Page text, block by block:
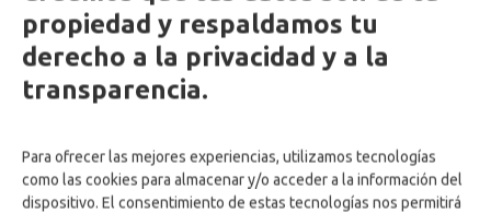
propiedad y respaldamos tu
derecho a la privacidad y a la
transparencia.
Para ofrecer las mejores experiencias, utilizamos tecnologías
como las cookies para almacenar y/o acceder a la información del
dispositivo. El consentimiento de estas tecnologías nos permitirá